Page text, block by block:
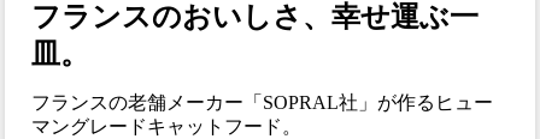
フランスのおいしさ、幸せ運ぶ一
皿。
フランスの老舗メーカー「SOPRAL社」が作るヒュー
マングレードキャットフード。